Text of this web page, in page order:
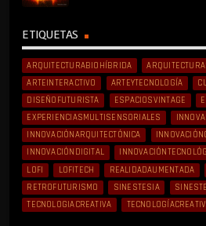
ETIQUETAS
ARQUITECTURABIOHÍBRIDA
ARTEINTERACTIVO
ARTEYTECNOLOGÍA
DISEÑOFUTURISTA
ESPACIOSVINTAGE
EXPERIENCIASMULTISENSORIALES
INNOVACIÓNARQUITECTÓNICA
INNOVACIÓNDIGITAL
LOFI
LOFITECH REALIDADAUMENTADA
RETROFUTURISMO
SINESTESIA
TECNOLOGIACREATIVA